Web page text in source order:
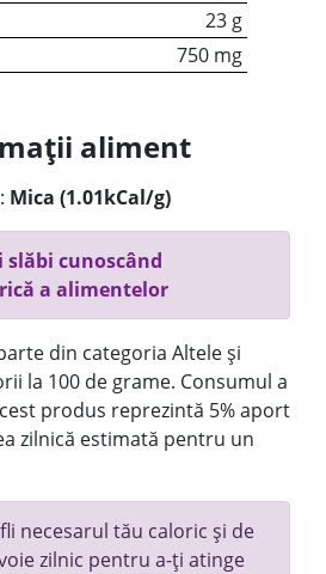
23 g
750 mg
aliment
Mica (1.01kCal/g)
cunoscând
a alimentelor
din categoria Altele și
la 100 de grame. Consumul a
produs reprezintă 5% aport
zilnică estimată pentru un
necesarul tău caloric și de
zilnic pentru a-ți atinge